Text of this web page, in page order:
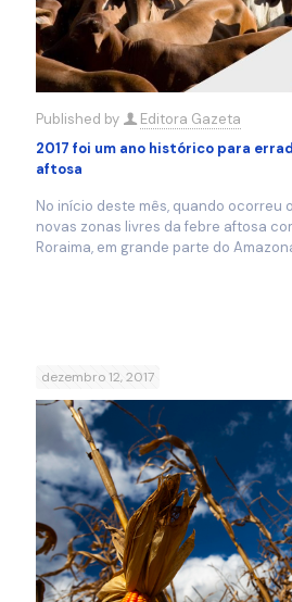
Published by
Editora Gazeta
2017 foi um ano histórico para
aftosa
No início deste mês, quando ocorreu
novas zonas livres da febre aftosa
Roraima, em grande parte do
dezembro 12, 2017